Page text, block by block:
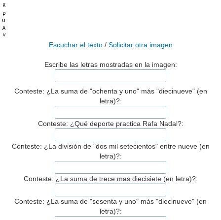
Escuchar el texto/ Solicitar otra imagen
Escribe las letras mostradas en la imagen:
Conteste: ¿La suma de "ochenta y uno" más "diecinueve" (en
letra)?:
Conteste: ¿Qué deporte practica Rafa Nadal?:
Conteste: ¿La división de "dos mil setecientos" entre nueve (en
letra)?:
Conteste: ¿La suma de trece mas diecisiete (en letra)?:
Conteste: ¿La suma de "sesenta y uno" más "diecinueve" (en
letra)?: